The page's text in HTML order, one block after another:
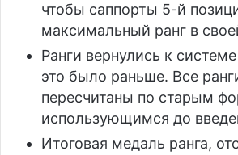
чтобы саппорты 5-й
максимальный ранг в
Ранги вернулись к
это было раньше. Все
пересчитаны по старым
использующимся до
Итоговая медаль ранга,